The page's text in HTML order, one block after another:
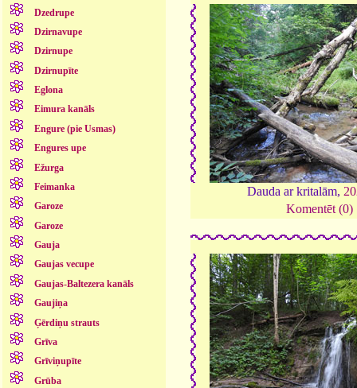
Dzedrupe
Dzirnavupe
Dzirnupe
Dzirnupīte
Eglona
Eimura kanāls
Engure (pie Usmas)
Engures upe
Ežurga
Feimanka
Garoze
Garoze
Gauja
Gaujas vecupe
Gaujas-Baltezera kanāls
Gaujiņa
Ģērdiņu strauts
Grīva
Grīviņupīte
Grūba
Dauda ar kritalām,
Komentēt (0)